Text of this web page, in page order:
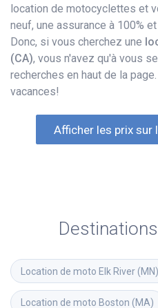
location de motocyclettes et
neuf, une assurance à 100%
Donc, si vous cherchez une
(CA), vous n'avez qu'à vous
recherches en haut de la
vacances!
Afficher les prix
Location de moto Elk River (MN)
Location de moto Boston (MA)